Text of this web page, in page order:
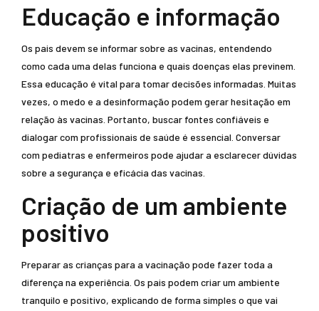
Educação e informação
Os pais devem se informar sobre as vacinas, entendendo
como cada uma delas funciona e quais doenças elas previnem.
Essa educação é vital para tomar decisões informadas. Muitas
vezes, o medo e a desinformação podem gerar hesitação em
relação às vacinas. Portanto, buscar fontes confiáveis e
dialogar com profissionais de saúde é essencial. Conversar
com pediatras e enfermeiros pode ajudar a esclarecer dúvidas
sobre a segurança e eficácia das vacinas.
Criação de um ambiente
positivo
Preparar as crianças para a vacinação pode fazer toda a
diferença na experiência. Os pais podem criar um ambiente
tranquilo e positivo, explicando de forma simples o que vai